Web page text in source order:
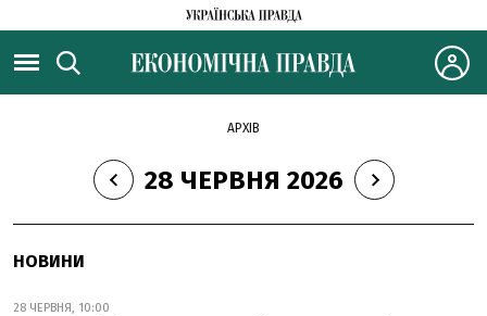
АРХІВ
28 ЧЕРВНЯ 2026
НОВИНИ
28 ЧЕРВНЯ, 10:00